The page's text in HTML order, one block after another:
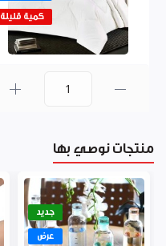
كمية قليلة
منتجات نوصي بها
جديد
عرض